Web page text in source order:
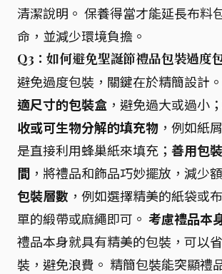
清潔說明。 保養得當才能延長布料
命，並減少環境負擔。
Q3：如何避免聖誕節禮品包裝過度
避免過度包裝，關鍵在於精簡設計
適尺寸的包裝盒 ，避免過大或過小；
收或可生物分解的填充物 ，例如紙
是直接利用蜂巢紙來填充； 善用包
間 ，將禮品和飾品巧妙擺放，減少
包裝層數 ，例如選擇精美的紙袋或
單的緞帶或麻繩即可。 考慮禮品本
禮品本身就具有精美的包裝，可以
裝，避免浪費。 精簡包裝能突顯禮